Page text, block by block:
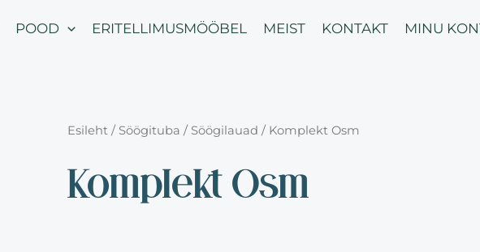
POOD ERITELLIMUSMÖÖBEL MEIST KONTAKT MINU
Esileht/ Söögituba / Söögilauad / Komplekt Osm
Komplekt Osm